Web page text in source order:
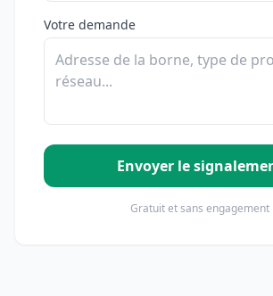
Votre demande
Envoyer le
Gratuit et sans engagement